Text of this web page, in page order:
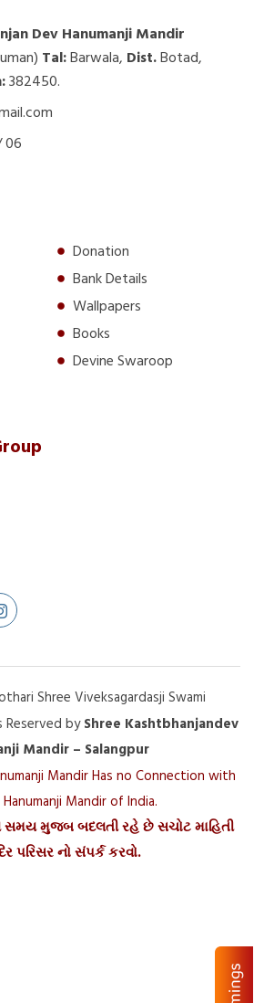
Dev Hanumanji Mandir
Tal:Barwala, Dist.Botad,
382450.
06
Donation
Bank Details
Wallpapers
Books
Devine Swaroop
Shree Viveksagardasji Swami
byShree Kashtbhanjandev
Mandir – Salangpur
Mandir Has no Connection with
Mandir of India.
સમય મુજબ બદલતી રહે છે સચોટ માહિતી
પરિસર નો સંપર્ક કરવો.